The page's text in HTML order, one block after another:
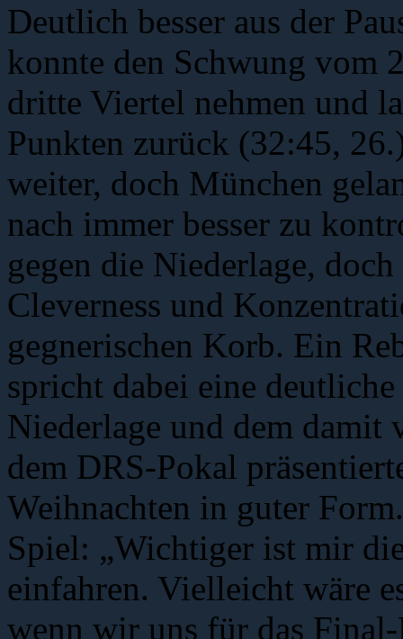
Deutlich besser aus der
konnte den Schwung vom
dritte Viertel nehmen und
Punkten zurück (32:45,
weiter, doch München
nach immer besser zu
gegen die Niederlage,
Cleverness und
gegnerischen Korb. Ein
spricht dabei eine
Niederlage und dem damit
dem DRS-Pokal
Weihnachten in guter
Spiel: „Wichtiger ist mir
einfahren. Vielleicht wäre
wenn wir uns für das